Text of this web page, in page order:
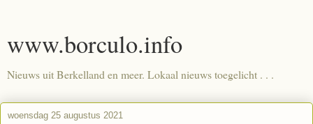
www.borculo.info
Nieuws uit Berkelland en meer. Lokaal nieuws toegelicht . . .
woensdag 25 augustus 2021